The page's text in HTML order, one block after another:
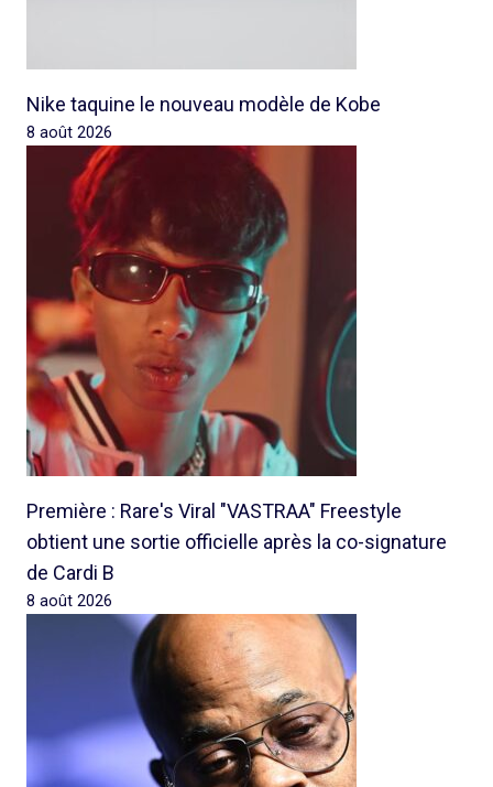
Nike taquine le nouveau modèle de Kobe
8 août 2026
Première : Rare's Viral "VASTRAA" Freestyle
obtient une sortie officielle après la co-signature
de Cardi B
8 août 2026